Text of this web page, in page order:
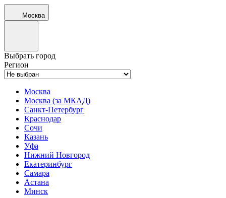
Москва
Выбрать город
Регион
Москва
Москва (за МКАД)
Санкт-Петербург
Краснодар
Сочи
Казань
Уфа
Нижний Новгород
Екатеринбург
Самара
Астана
Минск